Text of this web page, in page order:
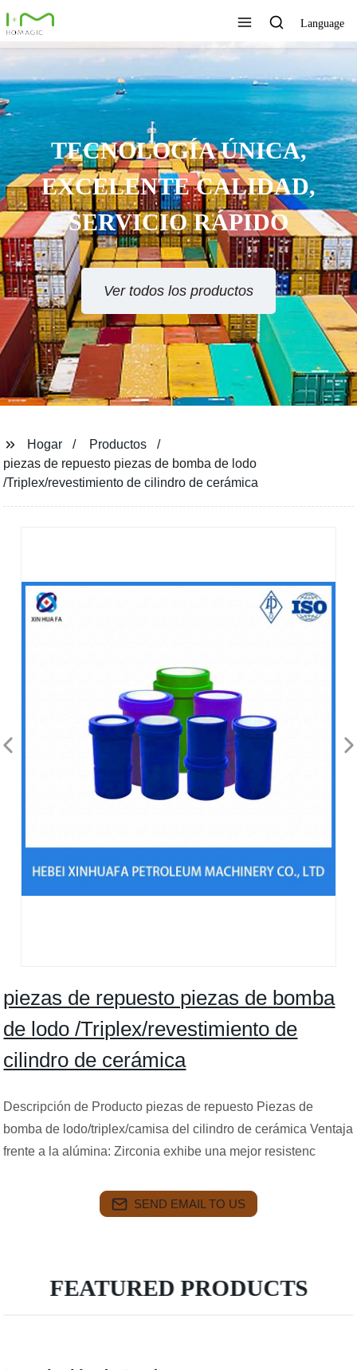
Language
TECNOLOGÍA ÚNICA,
EXCELENTE CALIDAD,
SERVICIO RÁPIDO
Ver todos los productos
Hogar
Productos
piezas de repuesto piezas de bomba de lodo
/Triplex/revestimiento de cilindro de cerámica
piezas de repuesto piezas de bomba
de lodo /Triplex/revestimiento de
cilindro de cerámica
Descripción de Producto piezas de repuesto Piezas de
bomba de lodo/triplex/camisa del cilindro de cerámica Ventaja
frente a la alúmina: Zirconia exhibe una mejor resistenc
SEND EMAIL TO US
FEATURED PRODUCTS